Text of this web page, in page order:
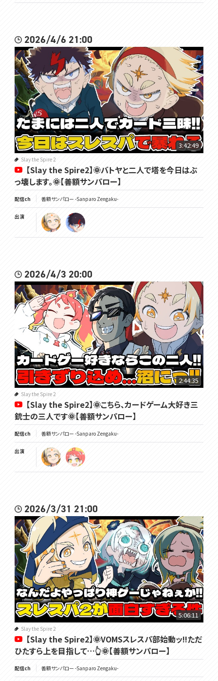
2026/4/6 21:00
3:42:49
Slay the Spire 2
【Slay the Spire2】🌞バトヤと二人で塔を今日はぶ
っ壊します。🌞【善額サンパロー】
配信ch 善額サンパロー -Sanparo Zengaku-
出演
2026/4/3 20:00
2:44:35
Slay the Spire 2
【Slay the Spire2】🌞こちら、カードゲーム大好き三
銃士の三人です🌞【善額サンパロー】
配信ch 善額サンパロー -Sanparo Zengaku-
出演
2026/3/31 21:00
5:06:11
Slay the Spire 2
【Slay the Spire2】🌞VOMSスレスパ部始動ッ!!ただ
ひたすら上を目指して…👆🌞【善額サンパロー】
配信ch 善額サンパロー -Sanparo Zengaku-